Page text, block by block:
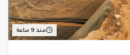
منذ 9 ساعة